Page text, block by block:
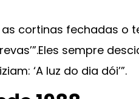
cortinas fechadas o
sempre
‘A luz do dia dói’”.